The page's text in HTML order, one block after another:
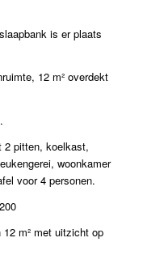
is er plaats
12 m² overdekt
2 pitten, koelkast,
woonkamer
voor 4 personen.
m² met uitzicht op